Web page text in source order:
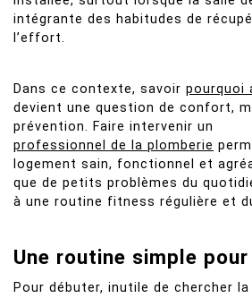
intégrante des habitudes de
l’effort.
Dans ce contexte, savoir pourquoi
devient une question de confort,
prévention. Faire intervenir un
professionnel de la plomberie
logement sain, fonctionnel et
que de petits problèmes du
à une routine fitness régulière et
Une routine simple
Pour débuter, inutile de chercher